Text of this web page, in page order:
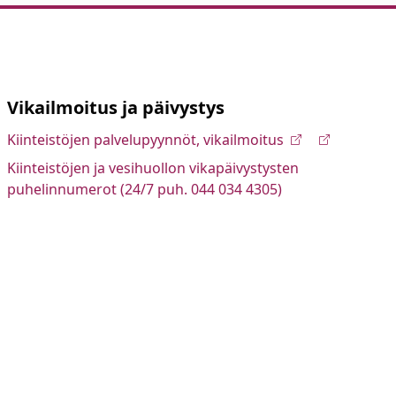
Vikailmoitus ja päivystys
Kiinteistöjen palvelupyynnöt, vikailmoitus
Kiinteistöjen ja vesihuollon vikapäivystysten
puhelinnumerot (24/7 puh. 044 034 4305)